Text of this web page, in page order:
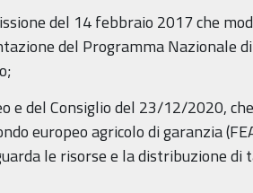
del 14 febbraio 2017 che
del Programma Nazionale
del Consiglio del 23/12/2020,
europeo agricolo di garanzia
le risorse e la distribuzione